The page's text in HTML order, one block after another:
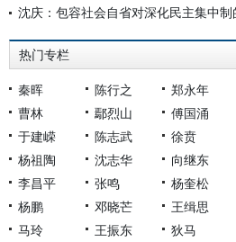
沈庆：包容社会自省对深化民主集中制
热门专栏
秦晖 陈行之 郑永年
曹林
鄢烈山 傅国涌
于建嵘
陈志武 徐贲
杨祖陶
沈志华 向继东
李昌平
张鸣 杨奎松
杨鹏
邓晓芒 王缉思
马玲
王振东 狄马